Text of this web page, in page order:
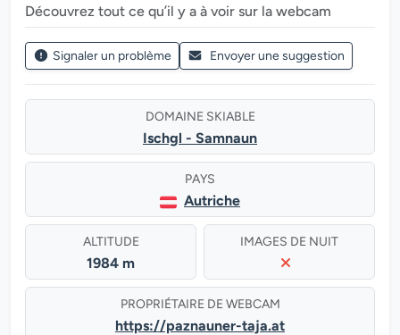
Découvrez tout ce qu’il y a à voir sur la webcam
Signaler un problème Envoyer une suggestion
DOMAINE SKIABLE
Ischgl - Samnaun
PAYS
Autriche
ALTITUDE
1984 m
IMAGES DE NUIT
PROPRIÉTAIRE DE WEBCAM
https://paznauner-taja.at